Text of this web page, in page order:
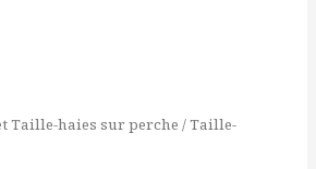
Taille-haies sur perche /Taille-